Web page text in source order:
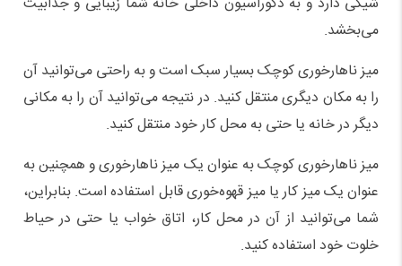
می‌بخشد.
میز ناهارخوری کوچک بسیار سبک است و به راحتی می‌توانید آن
را به مکان دیگری منتقل کنید. در نتیجه می‌توانید آن را به مکانی
دیگر در خانه یا حتی به محل کار خود منتقل کنید.
میز ناهارخوری کوچک به عنوان یک میز ناهارخوری و همچنین به
عنوان یک میز کار یا میز قهوه‌خوری قابل استفاده است. بنابراین،
شما می‌توانید از آن در محل کار، اتاق خواب یا حتی در حیاط
خلوت خود استفاده کنید.